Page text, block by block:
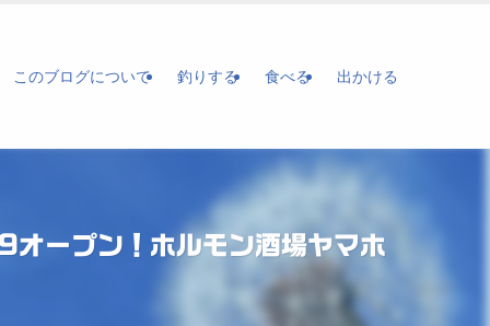
このブログについて 釣りする 食べる 出かける
ープン！ホルモン酒場ヤマホ